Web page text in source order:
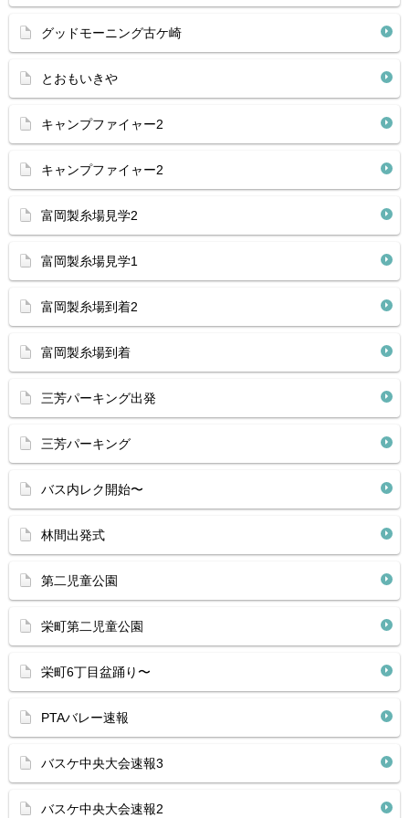
グッドモーニング古ケ崎
とおもいきや
キャンプファイャー2
キャンプファイャー2
富岡製糸場見学2
富岡製糸場見学1
富岡製糸場到着2
富岡製糸場到着
三芳パーキング出発
三芳パーキング
バス内レク開始〜
林間出発式
第二児童公園
栄町第二児童公園
栄町6丁目盆踊り〜
PTAバレー速報
バスケ中央大会速報3
バスケ中央大会速報2